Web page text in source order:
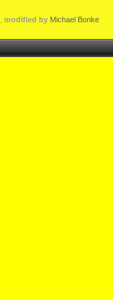
modified by Michael Bonke